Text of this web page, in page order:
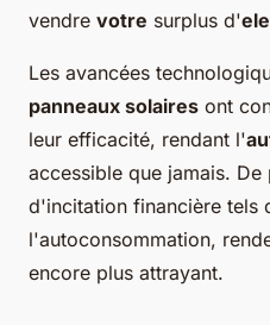
vendre votre surplus d'
Les avancées
panneaux solaires ont
leur efficacité, rendant l'
accessible que jamais.
d'incitation financière tels
l'autoconsommation,
encore plus attrayant.